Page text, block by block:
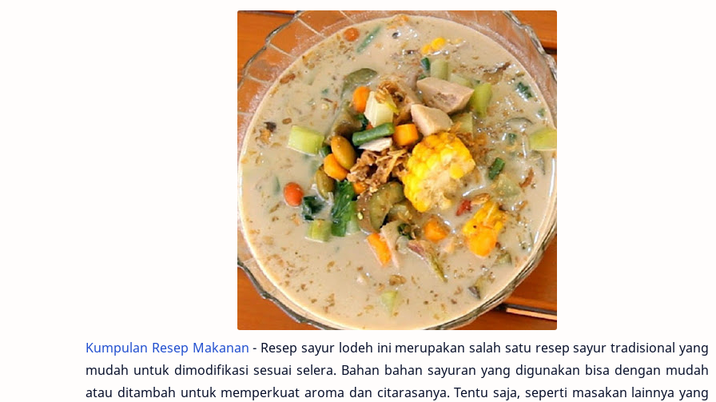
Kumpulan Resep Makanan - Resep sayur lodeh ini merupakan salah satu resep sayur tradisional yang
mudah untuk dimodifikasi sesuai selera. Bahan bahan sayuran yang digunakan bisa dengan mudah
atau ditambah untuk memperkuat aroma dan citarasanya. Tentu saja, seperti masakan lainnya yang